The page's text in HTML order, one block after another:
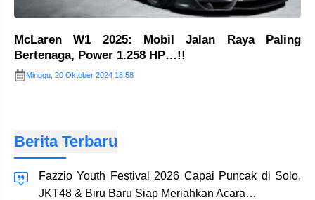
McLaren W1 2025: Mobil Jalan Raya Paling
Bertenaga, Power 1.258 HP…!!
Minggu, 20 Oktober 2024 18:58
Berita Terbaru
Fazzio Youth Festival 2026 Capai Puncak di Solo,
JKT48 & Biru Baru Siap Meriahkan Acara…